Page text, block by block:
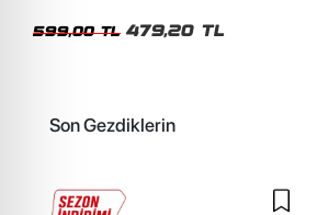
599,00 TL 479,20 TL
Son Gezdiklerin